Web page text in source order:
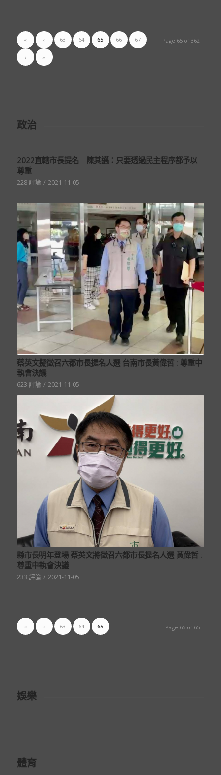
Page 65 of 362
« ‹ 63 64 65 66 67
› »
政治
2022直轄市長提名 陳其邁：只要透過民主程序都予以
尊重
228 評論 / 2021-11-05
蔡英文擬徵召六都市長提名人選 台南市長黃偉哲 : 尊重中
執會決議
623 評論 / 2021-11-05
縣市長明年登場 蔡英文將徵召六都市長提名人選 黃偉哲 :
尊重中執會決議
233 評論 / 2021-11-05
Page 65 of 65
« ‹ 63 64 65
娛樂
體育